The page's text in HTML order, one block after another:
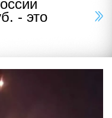
- это